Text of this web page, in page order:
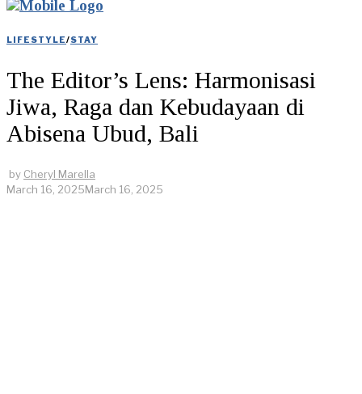
LIFESTYLE/STAY
The Editor’s Lens: Harmonisasi
Jiwa, Raga dan Kebudayaan di
Abisena Ubud, Bali
by Cheryl Marella
March 16, 2025March 16, 2025